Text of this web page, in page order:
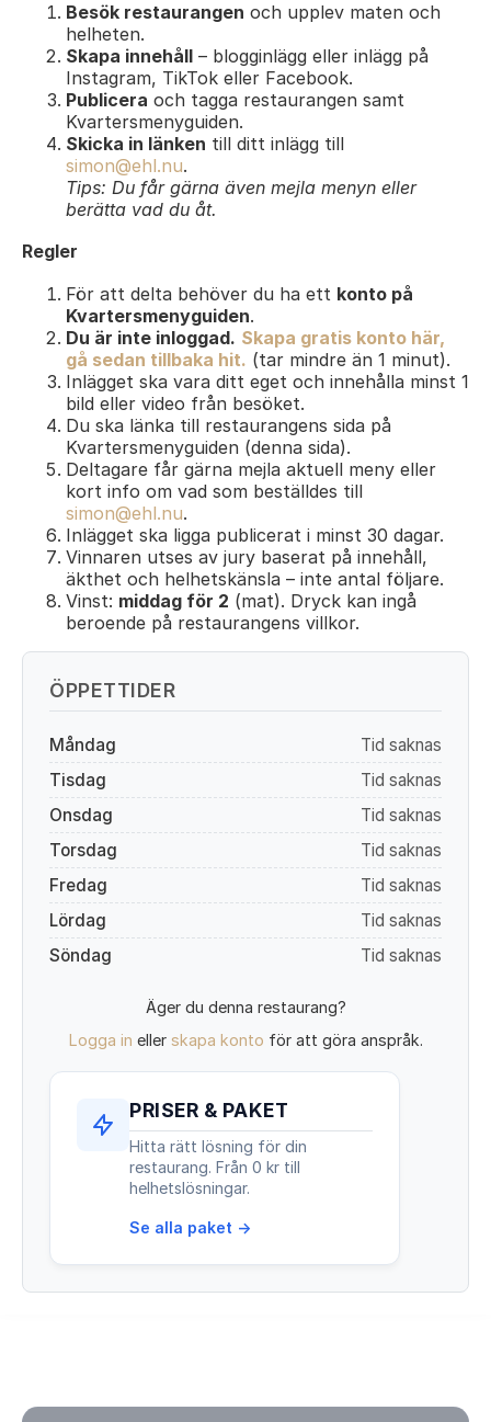
Besök restaurangen och upplev maten och
helheten.
Skapa innehåll – blogginlägg eller inlägg på
Instagram, TikTok eller Facebook.
Publicera och tagga restaurangen samt
Kvartersmenyguiden.
Skicka in länken till ditt inlägg till
simon@ehl.nu.
Tips: Du får gärna även mejla menyn eller
berätta vad du åt.
Regler
För att delta behöver du ha ett konto på
Kvartersmenyguiden.
Du är inte inloggad. Skapa gratis konto här,
gå sedan tillbaka hit. (tar mindre än 1 minut).
Inlägget ska vara ditt eget och innehålla minst 1
bild eller video från besöket.
Du ska länka till restaurangens sida på
Kvartersmenyguiden (denna sida).
Deltagare får gärna mejla aktuell meny eller
kort info om vad som beställdes till
simon@ehl.nu.
Inlägget ska ligga publicerat i minst 30 dagar.
Vinnaren utses av jury baserat på innehåll,
äkthet och helhetskänsla – inte antal följare.
Vinst: middag för 2 (mat). Dryck kan ingå
beroende på restaurangens villkor.
ÖPPETTIDER
Måndag
Tid saknas
Tisdag
Tid saknas
Onsdag
Tid saknas
Torsdag
Tid saknas
Fredag
Tid saknas
Lördag
Tid saknas
Söndag
Tid saknas
Äger du denna restaurang?
Logga in eller skapa konto för att göra anspråk.
PRISER & PAKET
Hitta rätt lösning för din
restaurang. Från 0 kr till
helhetslösningar.
Se alla paket →